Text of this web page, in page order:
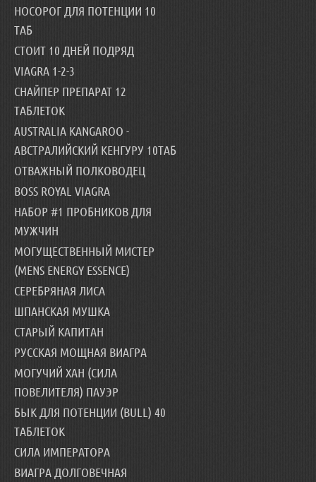
НОСОРОГ ДЛЯ ПОТЕНЦИИ 10
ТАБ
СТОИТ 10 ДНЕЙ ПОДРЯД
VIAGRA 1-2-3
СНАЙПЕР ПРЕПАРАТ 12
ТАБЛЕТОК
AUSTRALIA KANGAROO -
АВСТРАЛИЙСКИЙ КЕНГУРУ 10ТАБ
ОТВАЖНЫЙ ПОЛКОВОДЕЦ
BOSS ROYAL VIAGRA
НАБОР #1 ПРОБНИКОВ ДЛЯ
МУЖЧИН
МОГУЩЕСТВЕННЫЙ МИСТЕР
(MENS ENERGY ESSENCE)
СЕРЕБРЯНАЯ ЛИСА
ШПАНСКАЯ МУШКА
СТАРЫЙ КАПИТАН
РУССКАЯ МОЩНАЯ ВИАГРА
МОГУЧИЙ ХАН (СИЛА
ПОВЕЛИТЕЛЯ) ПАУЭР
БЫК ДЛЯ ПОТЕНЦИИ (BULL) 40
ТАБЛЕТОК
СИЛА ИМПЕРАТОРА
ВИАГРА ДОЛГОВЕЧНАЯ